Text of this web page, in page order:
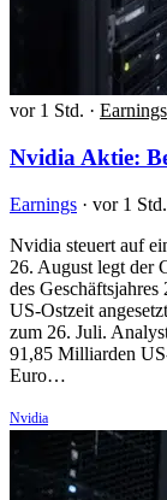
vor 1 Std. · Earnings
Nvidia Aktie:
Earnings · vor 1 Std.
Nvidia steuert auf
26. August legt der
des
US-Ostzeit
zum 26. Juli.
91,85 Milliarden
Euro…
Nvidia